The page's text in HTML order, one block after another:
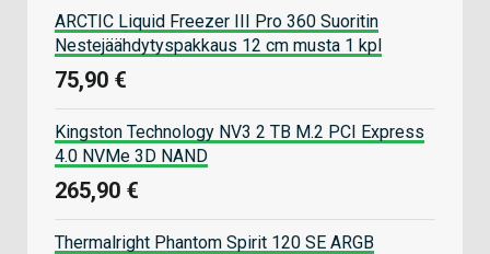
ARCTIC Liquid Freezer III Pro 360 Suoritin
Nestejäähdytyspakkaus 12 cm musta 1 kpl
75,90 €
Kingston Technology NV3 2 TB M.2 PCI Express
4.0 NVMe 3D NAND
265,90 €
Thermalright Phantom Spirit 120 SE ARGB